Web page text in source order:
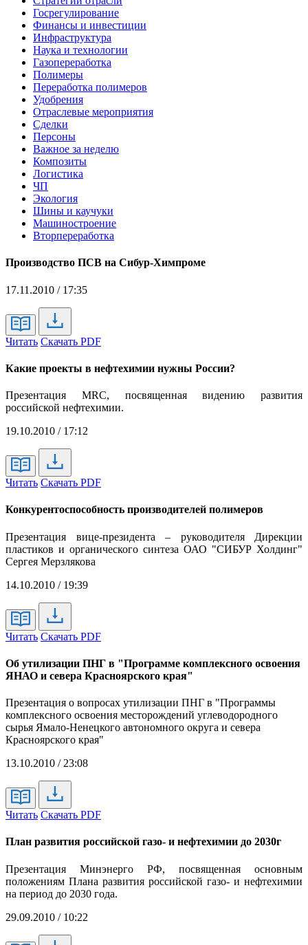
Госрегулирование
Финансы и инвестиции
Инфраструктура
Наука и технологии
Газопереработка
Полимеры
Переработка полимеров
Удобрения
Отраслевые мероприятия
Сделки
Персоны
Важное за неделю
Композиты
Логистика
ЧП
Экология
Шины и каучуки
Машиностроение
Вторпереработка
Производство ПСВ на Сибур-Химпроме
17.11.2010 / 17:35
Читать Скачать PDF
Какие проекты в нефтехимии нужны России?
Презентация MRC, посвященная видению развития
российской нефтехимии.
19.10.2010 / 17:12
Читать Скачать PDF
Конкурентоспособность производителей полимеров
Презентация вице-президента – руководителя Дирекции
пластиков и органического синтеза ОАО "СИБУР Холдинг"
Сергея Мерзлякова
14.10.2010 / 19:39
Читать Скачать PDF
Об утилизации ПНГ в "Программе комплексного освоения
ЯНАО и севера Красноярского края"
Презентация о вопросах утилизации ПНГ в "Программы
комплексного освоения месторождений углеводородного
сырья Ямало-Ненецкого автономного округа и севера
Красноярского края"
13.10.2010 / 23:08
Читать Скачать PDF
План развития российской газо- и нефтехимии до 2030г
Презентация Минэнерго РФ, посвященная основным
положениям Плана развития российской газо- и нефтехимии
на период до 2030 года.
29.09.2010 / 10:22